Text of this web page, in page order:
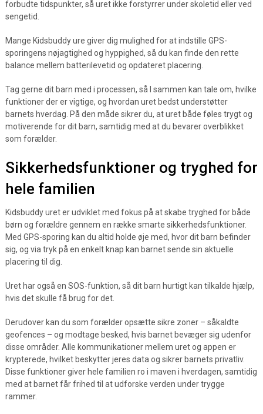
forbudte tidspunkter, så uret ikke forstyrrer under skoletid eller ved
sengetid.
Mange Kidsbuddy ure giver dig mulighed for at indstille GPS-
sporingens nøjagtighed og hyppighed, så du kan finde den rette
balance mellem batterilevetid og opdateret placering.
Tag gerne dit barn med i processen, så I sammen kan tale om, hvilke
funktioner der er vigtige, og hvordan uret bedst understøtter
barnets hverdag. På den måde sikrer du, at uret både føles trygt og
motiverende for dit barn, samtidig med at du bevarer overblikket
som forælder.
Sikkerhedsfunktioner og tryghed for
hele familien
Kidsbuddy uret er udviklet med fokus på at skabe tryghed for både
børn og forældre gennem en række smarte sikkerhedsfunktioner.
Med GPS-sporing kan du altid holde øje med, hvor dit barn befinder
sig, og via tryk på en enkelt knap kan barnet sende sin aktuelle
placering til dig.
Uret har også en SOS-funktion, så dit barn hurtigt kan tilkalde hjælp,
hvis det skulle få brug for det.
Derudover kan du som forælder opsætte sikre zoner – såkaldte
geofences – og modtage besked, hvis barnet bevæger sig udenfor
disse områder. Alle kommunikationer mellem uret og appen er
krypterede, hvilket beskytter jeres data og sikrer barnets privatliv.
Disse funktioner giver hele familien ro i maven i hverdagen, samtidig
med at barnet får frihed til at udforske verden under trygge
rammer.